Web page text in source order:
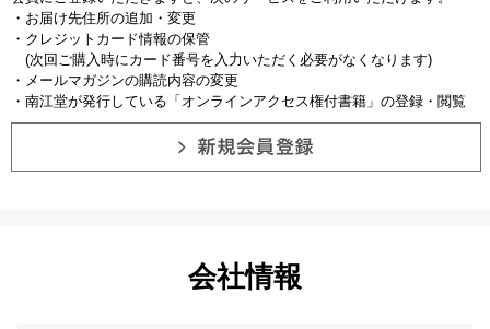
・お届け先住所の追加・変更
・クレジットカード情報の保管
(次回ご購入時にカード番号を入力いただく必要がなくなります)
・メールマガジンの購読内容の変更
・南江堂が発行している「オンラインアクセス権付書籍」の登録・閲覧
会社情報